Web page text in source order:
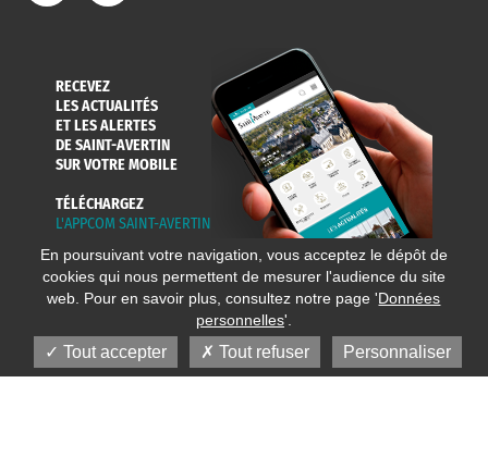
RECEVEZ
LES ACTUALITÉS
ET LES ALERTES
DE SAINT-AVERTIN
SUR VOTRE MOBILE
TÉLÉCHARGEZ
L'APPCOM SAINT-AVERTIN
En poursuivant votre navigation, vous acceptez le dépôt de
cookies qui nous permettent de mesurer l'audience du site
web. Pour en savoir plus, consultez notre page 'Données
personnelles'.
Tout accepter Tout refuser Personnaliser